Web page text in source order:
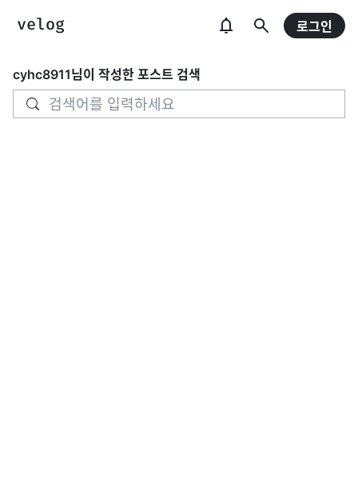
로그인
cyhc8911님이 작성한 포스트 검색